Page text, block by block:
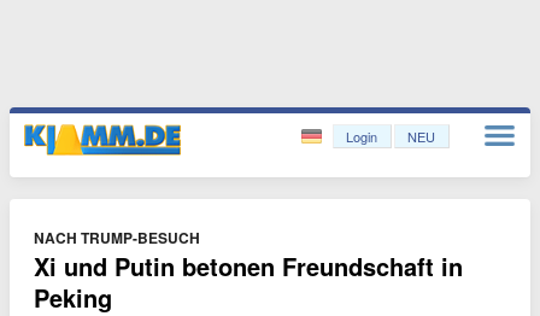
Login NEU
NACH TRUMP-BESUCH
Xi und Putin betonen Freundschaft in
Peking